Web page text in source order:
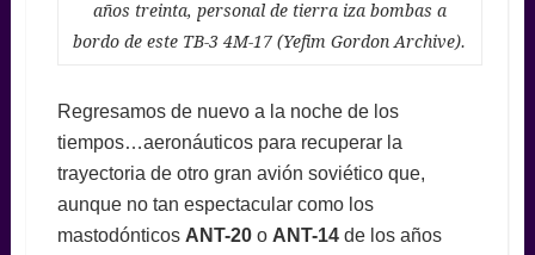
años treinta, personal de tierra iza bombas a
bordo de este TB-3 4M-17 (Yefim Gordon Archive).
Regresamos de nuevo a la noche de los
tiempos…aeronáuticos para recuperar la
trayectoria de otro gran avión soviético que,
aunque no tan espectacular como los
mastodónticos ANT-20o ANT-14de los años